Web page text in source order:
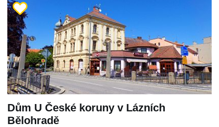
Dům U České koruny v Lázních
Bělohradě